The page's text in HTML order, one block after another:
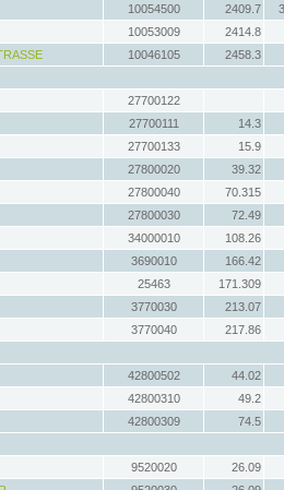
10054500 2409.7
10053009
2414.8
10046105
2458.3
27700122
27700111
14.3
27700133
15.9
27800020
39.32
27800040
70.315
27800030
72.49
34000010
108.26
3690010
166.42
25463
171.309
3770030
213.07
3770040
217.86
42800502
44.02
42800310
49.2
42800309
74.5
9520020
26.09